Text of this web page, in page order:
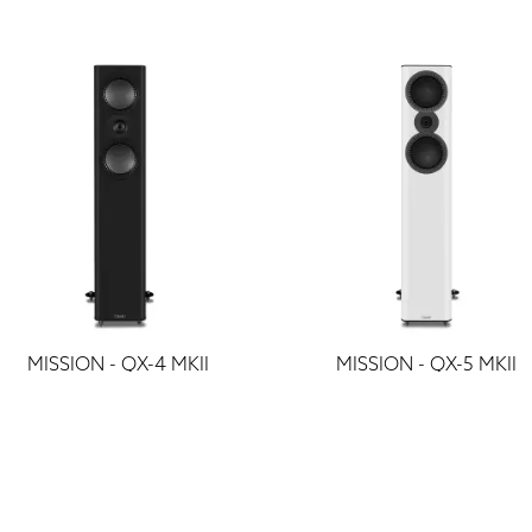
MISSION - QX-4 MKII
MISSION - QX-5 MKII